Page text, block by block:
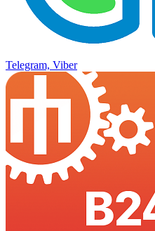
Telegram, Viber